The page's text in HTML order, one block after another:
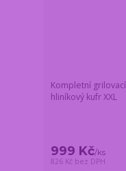
Kompletní
hliníkový kufr XXL
999 Kč/ks
826 Kč bez DPH